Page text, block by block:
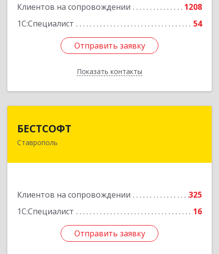
Клиентов на сопровождении
1208
1С:Специалист
54
Отправить заявку
Показать контакты
Отправить заявку
Назад
БЕСТСОФТ
Ставрополь
Клиентов на сопровождении
325
1С:Специалист
16
Отправить заявку
355011, Ставропольский край, Ставрополь г,
Отправить заявку